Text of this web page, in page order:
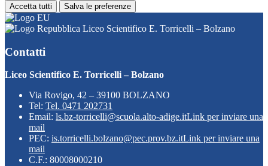
Accetta tutti Salva le preferenze
Liceo Scientifico E. Torricelli – Bolzano
Contatti
Liceo Scientifico E. Torricelli – Bolzano
Via Rovigo, 42 – 39100 BOLZANO
Tel: Tel. 0471 202731
Email: ls.bz-torricelli@scuola.alto-adige.itLink per inviare una
mail
PEC: is.torricelli.bolzano@pec.prov.bz.itLink per inviare una
mail
C.F.: 80008000210